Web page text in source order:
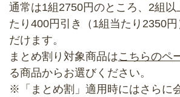
通常は1組2750円のところ、2組以
たり400円引き（1組当たり2350
だけます。
まとめ割り対象商品はこちらのペ
る商品からお選びください。
※「まとめ割」適用時にはさらに